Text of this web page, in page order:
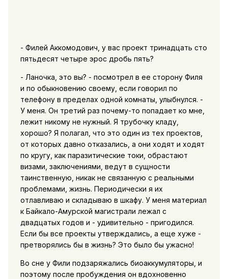
- Филей Аккомодович, у вас проект тринадцать сто
пятьдесят четыре эрос дробь пять?
- Ланочка, это вы? - посмотрел в ее сторону Филя
и по обыкновению своему, если говорил по
телефону в пределах одной комнаты, улыбнулся. -
У меня. Он третий раз почему-то попадает ко мне,
лежит никому не нужный. Я трубочку кладу,
хорошо? Я полагал, что это один из тех проектов,
от которых давно отказались, а они ходят и ходят
по кругу, как паразитические токи, обрастают
визами, заключениями, ведут в сущности
таинственную, никак не связанную с реальными
проблемами, жизнь. Периодически я их
отлавливаю и складываю в шкафу. У меня материал
к Байкало-Амурской магистрали лежал с
двадцатых годов и - удивительно - пригодился.
Если бы все проекты утверждались, а еще хуже -
претворялись бы в жизнь? Это было бы ужасно!
Во сне у Фили подзаряжались биоаккумуляторы, и
поэтому после пробуждения он вдохновенно